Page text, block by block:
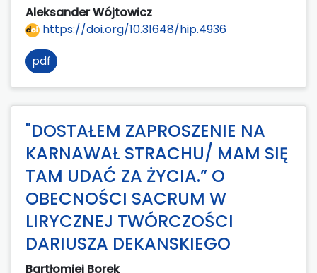
Aleksander Wójtowicz
https://doi.org/10.31648/hip.4936
pdf
"DOSTAŁEM ZAPROSZENIE NA
KARNAWAŁ STRACHU/ MAM SIĘ
TAM UDAĆ ZA ŻYCIA.” O
OBECNOŚCI SACRUM W
LIRYCZNEJ TWÓRCZOŚCI
DARIUSZA DEKANSKIEGO
Bartłomiej Borek